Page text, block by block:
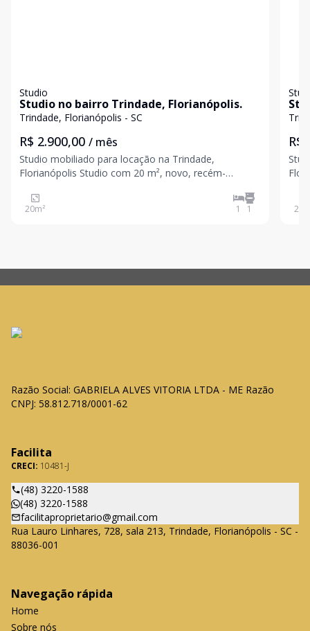
Studio
Studio no bairro Trindade, Florianópolis.
Trindade, Florianópolis - SC
R$ 2.900,00 / mês
Studio mobiliado para locação na Trindade,
Florianópolis Studio com 20 m², novo, recém-
praticidade, conforto e excelente localização. O
imóvel está totalmente mobiliado, com layout
20m² 1 1
R$
Florianópolis.
20
Razão Social: GABRIELA ALVES VITORIA LTDA - ME Razão
CNPJ: 58.812.718/0001-62
Facilita
CRECI: 10481-J
(48) 3220-1588
(48) 3220-1588
facilitaproprietario@gmail.com
Rua Lauro Linhares, 728, sala 213, Trindade, Florianópolis - SC -
88036-001
Navegação rápida
Home
Sobre nós